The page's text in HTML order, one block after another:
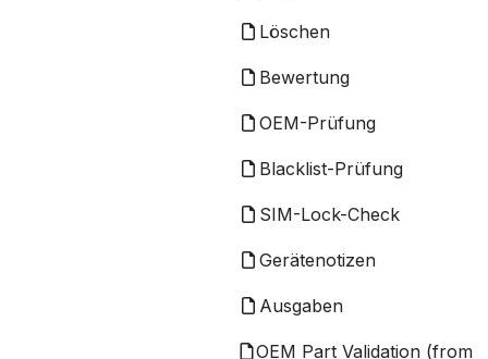
Löschen
Bewertung
OEM-Prüfung
Blacklist-Prüfung
SIM-Lock-Check
Gerätenotizen
Ausgaben
OEM Part Validation (from